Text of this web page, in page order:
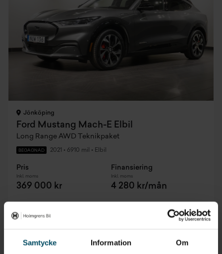
Samtycke Information Om
Jönköping
Ford Mustang Mach-E Elbil
Long Range AWD Teknikpaket
BEGAGNAD 2021 • 6910 mil • Elbil
Pris
Inkl. moms
369 000 kr
Finansiering
Inkl. moms
4 280 kr/mån